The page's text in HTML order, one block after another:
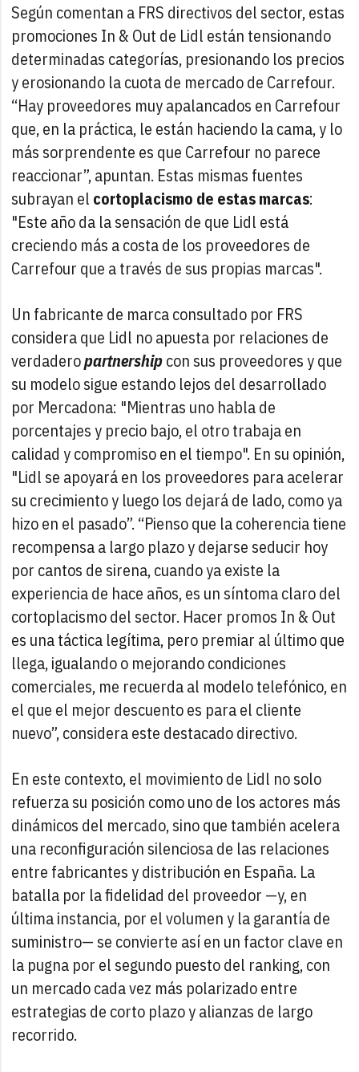
Según comentan a FRS directivos del sector, estas
promociones In & Out de Lidl están tensionando
determinadas categorías, presionando los precios
y erosionando la cuota de mercado de Carrefour.
“Hay proveedores muy apalancados en Carrefour
que, en la práctica, le están haciendo la cama, y lo
más sorprendente es que Carrefour no parece
reaccionar”, apuntan. Estas mismas fuentes
subrayan el cortoplacismo de estas marcas:
"Este año da la sensación de que Lidl está
creciendo más a costa de los proveedores de
Carrefour que a través de sus propias marcas".
Un fabricante de marca consultado por FRS
considera que Lidl no apuesta por relaciones de
verdaderopartnershipcon sus proveedores y que
su modelo sigue estando lejos del desarrollado
por Mercadona: "Mientras uno habla de
porcentajes y precio bajo, el otro trabaja en
calidad y compromiso en el tiempo". En su opinión,
"Lidl se apoyará en los proveedores para acelerar
su crecimiento y luego los dejará de lado, como ya
hizo en el pasado”. “Pienso que la coherencia tiene
recompensa a largo plazo y dejarse seducir hoy
por cantos de sirena, cuando ya existe la
experiencia de hace años, es un síntoma claro del
cortoplacismo del sector. Hacer promos In & Out
es una táctica legítima, pero premiar al último que
llega, igualando o mejorando condiciones
comerciales, me recuerda al modelo telefónico, en
el que el mejor descuento es para el cliente
nuevo”, considera este destacado directivo.
En este contexto, el movimiento de Lidl no solo
refuerza su posición como uno de los actores más
dinámicos del mercado, sino que también acelera
una reconfiguración silenciosa de las relaciones
entre fabricantes y distribución en España. La
batalla por la fidelidad del proveedor —y, en
última instancia, por el volumen y la garantía de
suministro— se convierte así en un factor clave en
la pugna por el segundo puesto del ranking, con
un mercado cada vez más polarizado entre
estrategias de corto plazo y alianzas de largo
recorrido.